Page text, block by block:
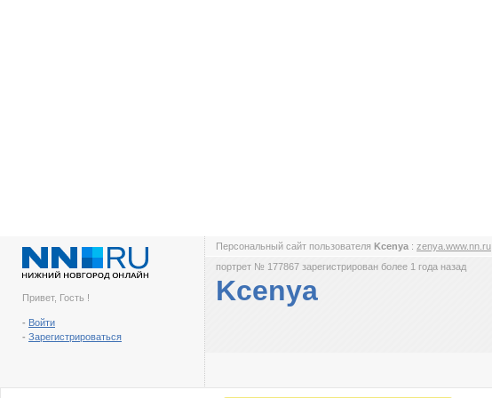
Привет, Гость !
- Войти
- Зарегистрироваться
Персональный сайт пользователя Kcenya : zenya.www.nn.ru
портрет № 177867 зарегистрирован более 1 года назад
Kcenya